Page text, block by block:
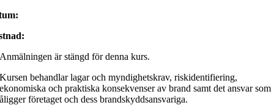
Anmälningen är stängd för denna kurs.
Kursen behandlar lagar och myndighetskrav, riskidentifiering,
ekonomiska och praktiska konsekvenser av brand samt det ansvar som
åligger företaget och dess brandskyddsansvariga.